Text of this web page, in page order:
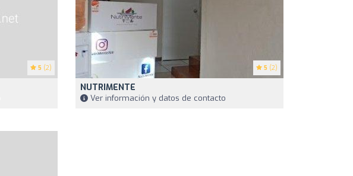
5 (2) 5 (2)
NUTRIMENTE
Ver información y datos de contacto